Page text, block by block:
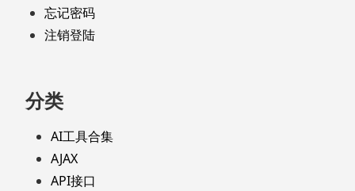
忘记密码
注销登陆
分类
AI工具合集
AJAX
API接口